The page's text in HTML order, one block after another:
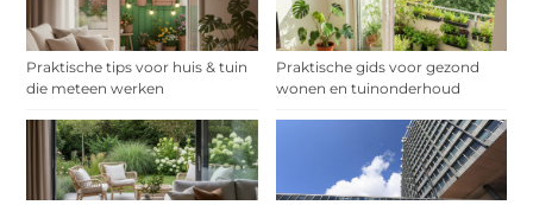
Praktische tips voor huis & tuin
die meteen werken
Praktische gids voor gezond
wonen en tuinonderhoud